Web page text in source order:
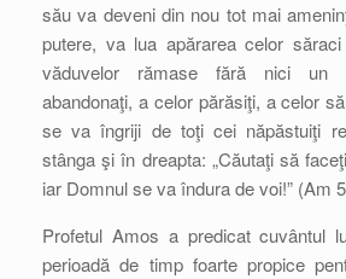
său va deveni din nou tot mai
putere, va lua apărarea celor
văduvelor rămase fără nici un
abandonaţi, a celor părăsiţi, a celor
se va îngriji de toţi cei năpăstuiţi
stânga şi în dreapta: „Căutaţi să
iar Domnul se va îndura de voi!” (Am
Profetul Amos a predicat cuvântul
perioadă de timp foarte propice